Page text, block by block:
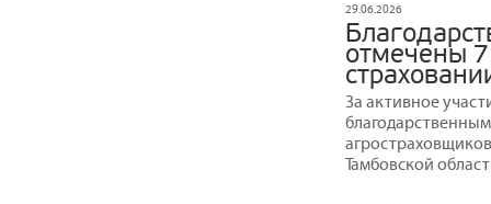
29.06.2026
отмечены
За активное
Тамбовской